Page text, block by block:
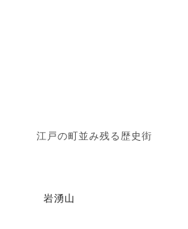
江戸の町並み残る歴史街
岩湧山